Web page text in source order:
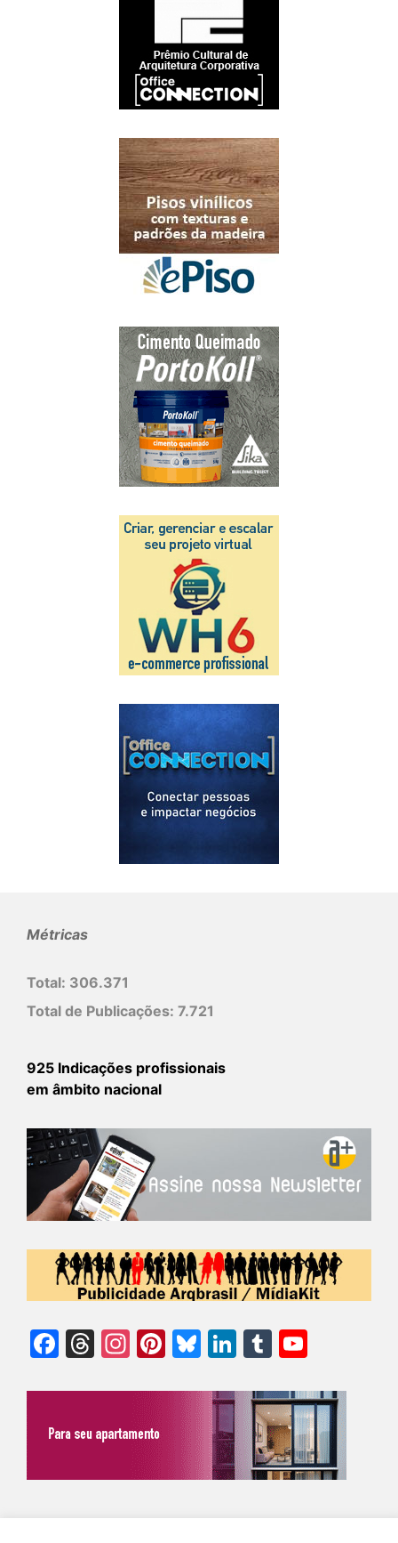
Métricas
Total: 306.371
Total de Publicações: 7.721
925 Indicações profissionais
em âmbito nacional
Facebook
Threads
Instagram
Pinterest
Bluesky
LinkedIn
Tumblr